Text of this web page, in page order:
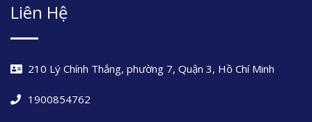
Liên Hệ
210 Lý Chính Thắng, phường 7, Quận 3, Hồ Chí Minh
1900854762